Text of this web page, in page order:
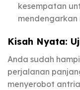
kesempatan
mendengarkan
Kisah Nyata:
Anda sudah
perjalanan
menyerobot